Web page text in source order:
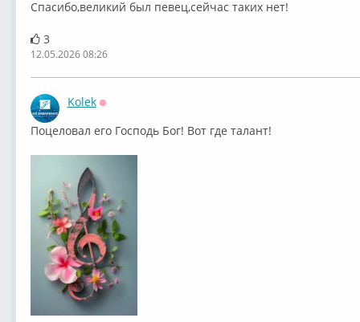
Спасибо,великий был певец,сейчас таких нет!
3
12.05.2026 08:26
Kolek
Поцеловал его Господь Бог! Вот где талант!